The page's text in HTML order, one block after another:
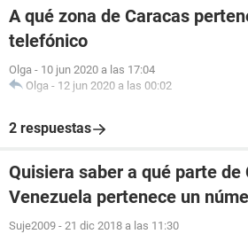
A qué zona de Caracas
telefónico
Olga - 10 jun 2020 a las 17:04
Olga - 12 jun 2020 a las 00:02
2 respuestas
Quisiera saber a qué parte de
Venezuela pertenece un
Suje2009 - 21 dic 2018 a las 11:30